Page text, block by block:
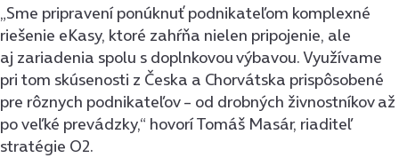
„Sme pripravení ponúknuť podnikateľom komplexné
riešenie eKasy, ktoré zahŕňa nielen pripojenie, ale
aj zariadenia spolu s doplnkovou výbavou. Využívame
pri tom skúsenosti z Česka a Chorvátska prispôsobené
pre rôznych podnikateľov – od drobných živnostníkov až
po veľké prevádzky,“ hovorí Tomáš Masár, riaditeľ
stratégie O2.